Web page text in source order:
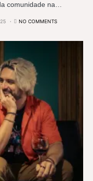
comunidade na…
NO COMMENTS